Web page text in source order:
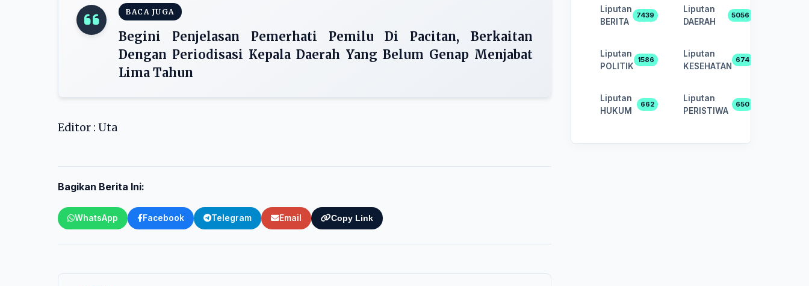
BACA JUGA
Begini Penjelasan Pemerhati Pemilu Di Pacitan, Berkaitan
Dengan Periodisasi Kepala Daerah Yang Belum Genap Menjabat
Lima Tahun
Editor : Uta
Bagikan Berita Ini:
WhatsApp Facebook Telegram Email Copy Link
Liputan
BERITA
7439
Liputan
DAERAH
5056
Liputan
POLITIK
1586
Liputan
KESEHATAN
674
Liputan
HUKUM
662
Liputan
PERISTIWA
650